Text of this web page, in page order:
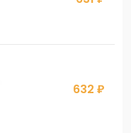
632 ₽